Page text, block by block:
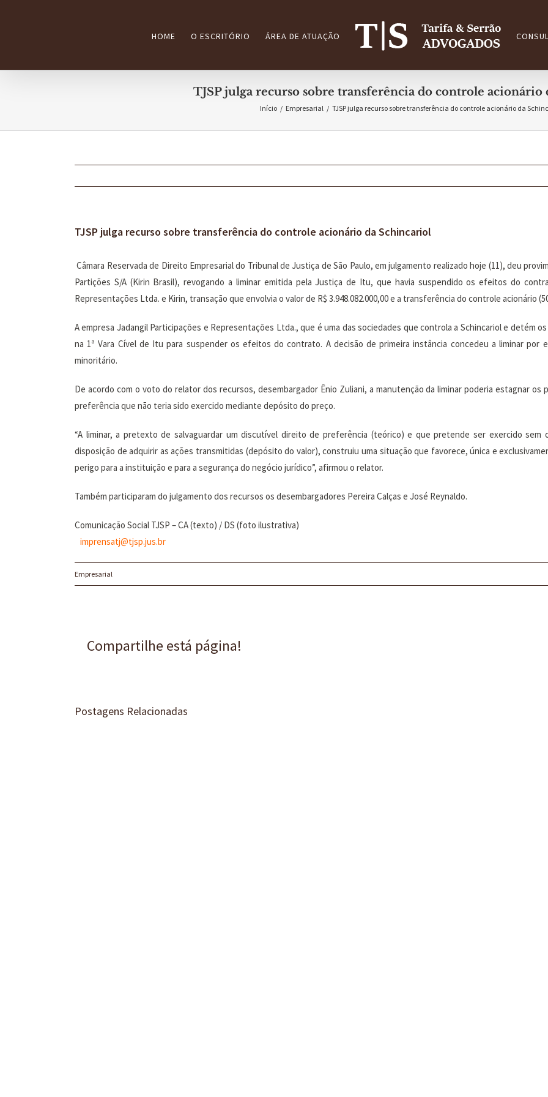
HOME O ESCRITÓRIO ÁREA DE ATUAÇÃO
TJSP julga recurso sobre transferência do controle acionário
Início / Empresarial / TJSP julga recurso sobre transferência do controle acionário da
TJSP julga recurso sobre transferência do controle acionário da Schincariol
Câmara Reservada de Direito Empresarial do Tribunal de Justiça de São Paulo, em julgamento realizado hoje (11), deu
Partições S/A (Kirin Brasil), revogando a liminar emitida pela Justiça de Itu, que havia suspendido os efeitos do
Representações Ltda. e Kirin, transação que envolvia o valor de R$ 3.948.082.000,00 e a transferência do controle acionário
A empresa Jadangil Participações e Representações Ltda., que é uma das sociedades que controla a Schincariol e detém
na 1ª Vara Cível de Itu para suspender os efeitos do contrato. A decisão de primeira instância concedeu a liminar
minoritário.
De acordo com o voto do relator dos recursos, desembargador Ênio Zuliani, a manutenção da liminar poderia estagnar
preferência que não teria sido exercido mediante depósito do preço.
“A liminar, a pretexto de salvaguardar um discutível direito de preferência (teórico) e que pretende ser exercido sem
disposição de adquirir as ações transmitidas (depósito do valor), construiu uma situação que favorece, única e
perigo para a instituição e para a segurança do negócio jurídico”, afirmou o relator.
Também participaram do julgamento dos recursos os desembargadores Pereira Calças e José Reynaldo.
Comunicação Social TJSP – CA (texto) / DS (foto ilustrativa)
imprensatj@tjsp.jus.br
Empresarial
Compartilhe está página!
Postagens Relacionadas